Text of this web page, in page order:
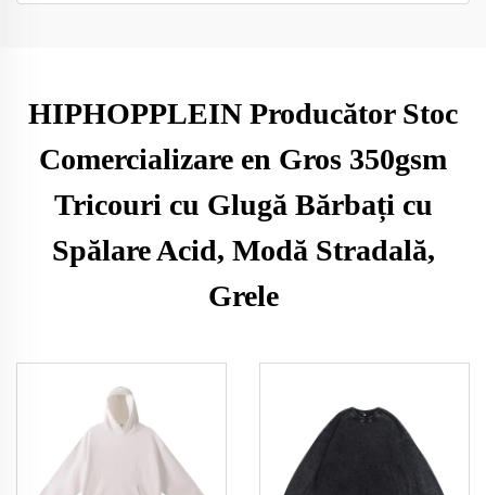
HIPHOPPLEIN Producător Stoc
Comercializare en Gros 350gsm
Tricouri cu Glugă Bărbați cu
Spălare Acid, Modă Stradală,
Grele